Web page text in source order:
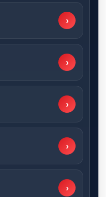
›
›
›
›
›